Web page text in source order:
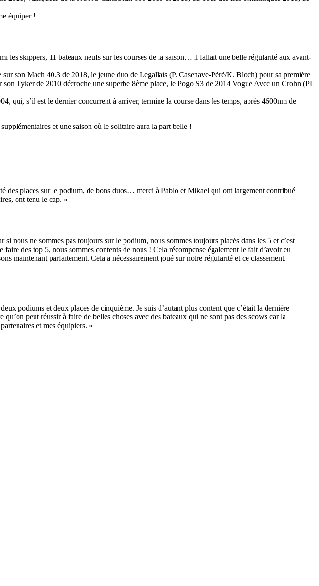
équiper !
les skippers, 11 bateaux neufs sur les courses de la saison… il fallait une belle régularité aux avant-
son Mach 40.3 de 2018, le jeune duo de Legallais (P. Casenave-Péré/K. Bloch) pour sa première
Tyker de 2010 décroche une superbe 8ème place, le Pogo S3 de 2014 Vogue Avec un Crohn (PL
qui, s’il est le dernier concurrent à arriver, termine la course dans les temps, après 4600nm de
et une saison où le solitaire aura la part belle !
des places sur le podium, de bons duos… merci à Pablo et Mikael qui ont largement contribué
ont tenu le cap. »
nous ne sommes pas toujours sur le podium, nous sommes toujours placés dans les 5 et c’est
des top 5, nous sommes contents de nous ! Cela récompense également le fait d’avoir eu
maintenant parfaitement. Cela a nécessairement joué sur notre régularité et ce classement.
podiums et deux places de cinquième. Je suis d’autant plus content que c’était la dernière
peut réussir à faire de belles choses avec des bateaux qui ne sont pas des scows car la
et mes équipiers. »